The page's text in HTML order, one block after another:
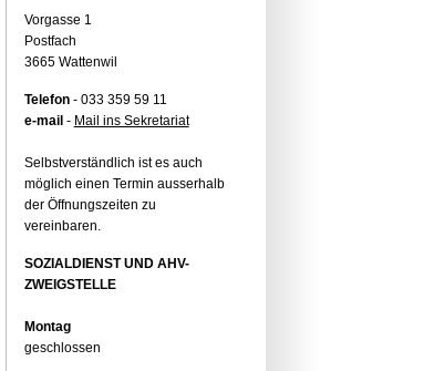
Vorgasse 1
Postfach
3665 Wattenwil
Telefon- 033 359 59 11
e-mail - Mail ins Sekretariat
Selbstverständlich ist es auch
möglich einen Termin ausserhalb
der Öffnungszeiten zu
vereinbaren.
SOZIALDIENST UND AHV-
ZWEIGSTELLE
Montag
geschlossen